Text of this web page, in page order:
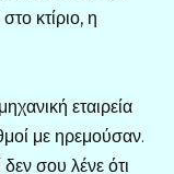
κτίριο, η
εταιρεία
με ηρεμούσαν.
σου λένε ότι